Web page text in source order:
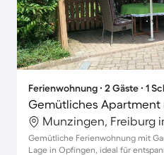
Ferienwohnung ∙ 2 Gäste ∙ 1
Gemütliche Ferienwohnung mit
Lage in Opfingen, ideal für